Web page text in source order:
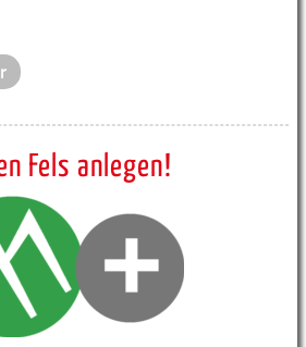
Fels anlegen!